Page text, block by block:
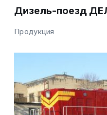
Дизель-поезд
Продукция